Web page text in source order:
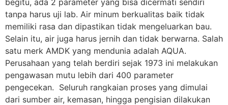
tanpa harus uji lab. Air minum berkualitas baik tidak
memiliki rasa dan dipastikan tidak mengeluarkan bau.
Selain itu, air juga harus jernih dan tidak berwarna. Salah
satu merk AMDK yang mendunia adalah AQUA.
Perusahaan yang telah berdiri sejak 1973 ini melakukan
pengawasan mutu lebih dari 400 parameter
pengecekan. Seluruh rangkaian proses yang dimulai
dari sumber air, kemasan, hingga pengisian dilakukan